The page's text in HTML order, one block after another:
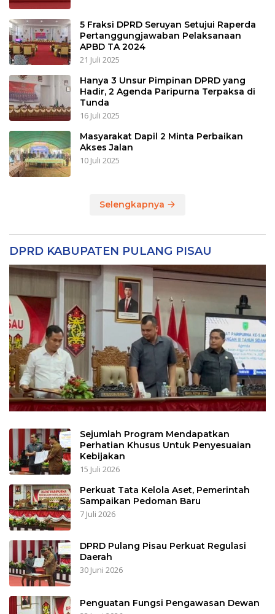
5 Fraksi DPRD Seruyan Setujui Raperda
Pertanggungjawaban Pelaksanaan
APBD TA 2024
21 Juli 2025
Hanya 3 Unsur Pimpinan DPRD yang
Hadir, 2 Agenda Paripurna Terpaksa di
Tunda
16 Juli 2025
Masyarakat Dapil 2 Minta Perbaikan
Akses Jalan
10 Juli 2025
Selengkapnya
DPRD KABUPATEN PULANG PISAU
Sejumlah Program Mendapatkan
Perhatian Khusus Untuk Penyesuaian
Kebijakan
15 Juli 2026
Perkuat Tata Kelola Aset, Pemerintah
Sampaikan Pedoman Baru
7 Juli 2026
DPRD Pulang Pisau Perkuat Regulasi
Daerah
30 Juni 2026
Penguatan Fungsi Pengawasan Dewan